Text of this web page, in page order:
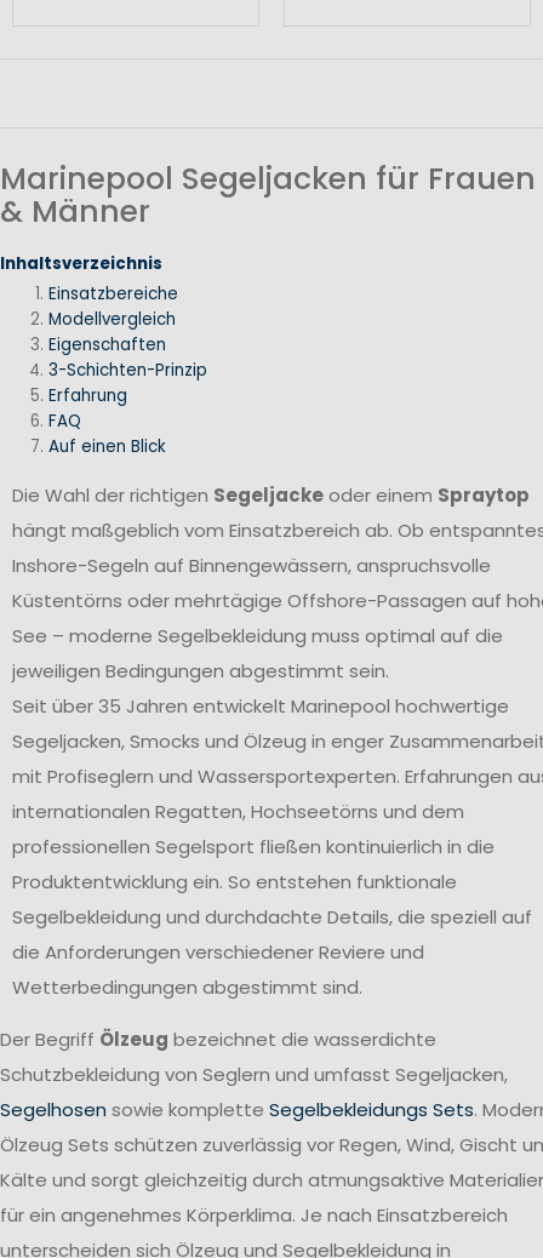
Marinepool Segeljacken für Frauen
& Männer
Inhaltsverzeichnis
Einsatzbereiche
Modellvergleich
Eigenschaften
3-Schichten-Prinzip
Erfahrung
FAQ
Auf einen Blick
Die Wahl der richtigen Segeljackeoder einem Spraytop
hängt maßgeblich vom Einsatzbereich ab. Ob
Inshore-Segeln auf Binnengewässern, anspruchsvolle
Küstentörns oder mehrtägige Offshore-Passagen auf
See – moderne Segelbekleidung muss optimal auf die
jeweiligen Bedingungen abgestimmt sein.
Seit über 35 Jahren entwickelt Marinepool hochwertige
Segeljacken, Smocks und Ölzeug in enger
mit Profiseglern und Wassersportexperten. Erfahrungen
internationalen Regatten, Hochseetörns und dem
professionellen Segelsport fließen kontinuierlich in die
Produktentwicklung ein. So entstehen funktionale
Segelbekleidung und durchdachte Details, die speziell auf
die Anforderungen verschiedener Reviere und
Wetterbedingungen abgestimmt sind.
Der Begriff Ölzeug bezeichnet die wasserdichte
Schutzbekleidung von Seglern und umfasst Segeljacken,
Segelhosen sowie komplette Segelbekleidungs Sets.
Ölzeug Sets schützen zuverlässig vor Regen, Wind, Gischt
Kälte und sorgt gleichzeitig durch atmungsaktive
für ein angenehmes Körperklima. Je nach Einsatzbereich
unterscheiden sich Ölzeug und Segelbekleidung in